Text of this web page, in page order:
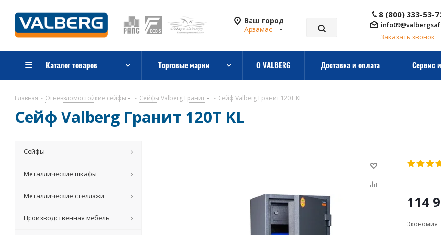
Ваш город
Арзамас
8 (800) 333-53-
Заказать звонок
Каталог товаров Торговые марки О VALBERG Доставка и оплата Сервис
Главная - Огневзломостойкие сейфы - Сейфы Valberg Гранит - Сейф Valberg Гранит 120T KL
Сейф Valberg Гранит 120T KL
114
Экономия
Сейфы
Металлические шкафы
Металлические стеллажи
Производственная мебель